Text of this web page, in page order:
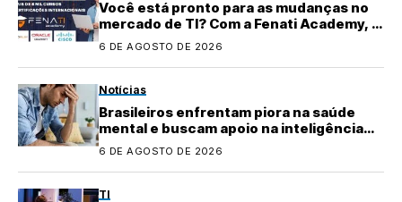
Você está pronto para as mudanças no
mercado de TI? Com a Fenati Academy, é
fácil se atualizar!
6 DE AGOSTO DE 2026
Notícias
Brasileiros enfrentam piora na saúde
mental e buscam apoio na inteligência
artificial
6 DE AGOSTO DE 2026
TI